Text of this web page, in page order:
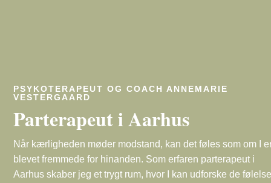
PSYKOTERAPEUT OG COACH ANNEMARIE
VESTERGAARD
Parterapeut i Aarhus
Når kærligheden møder modstand, kan det føles som om I
blevet fremmede for hinanden. Som erfaren parterapeut i
Aarhus skaber jeg et trygt rum, hvor I kan udforske de